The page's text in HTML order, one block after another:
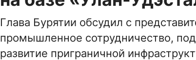
Глава Бурятии обсудил с
промышленное сотрудничество,
развитие приграничной